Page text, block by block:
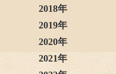
2018年
2019年
2020年
2021年